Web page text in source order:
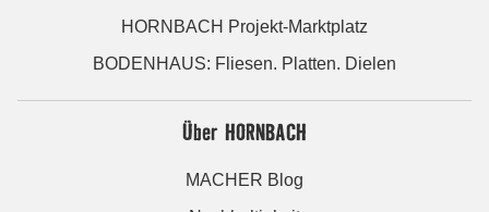
HORNBACH Projekt-Marktplatz
BODENHAUS: Fliesen. Platten. Dielen
Über HORNBACH
MACHER Blog